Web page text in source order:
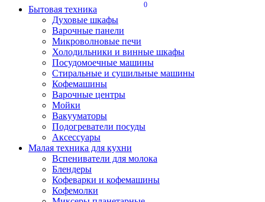
0
Бытовая техника
Духовые шкафы
Варочные панели
Микроволновые печи
Холодильники и винные шкафы
Посудомоечные машины
Стиральные и сушильные машины
Кофемашины
Варочные центры
Мойки
Вакууматоры
Подогреватели посуды
Аксессуары
Малая техника для кухни
Вспениватели для молока
Блендеры
Кофеварки и кофемашины
Кофемолки